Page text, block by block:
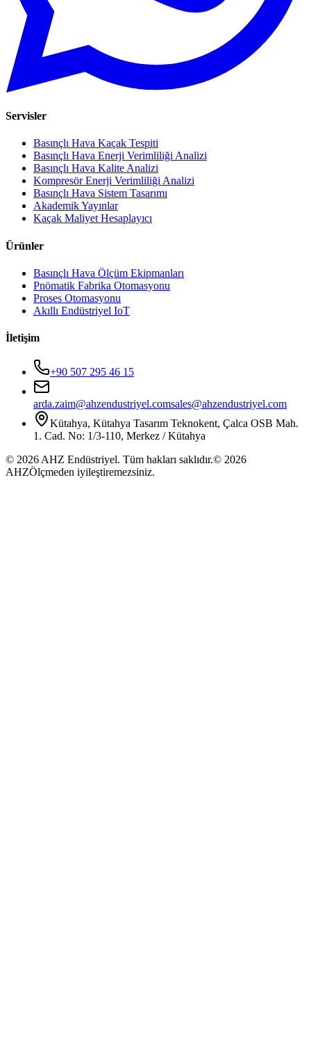
Servisler
Basınçlı Hava Kaçak Tespiti
Basınçlı Hava Enerji Verimliliği Analizi
Basınçlı Hava Kalite Analizi
Kompresör Enerji Verimliliği Analizi
Basınçlı Hava Sistem Tasarımı
Akademik Yayınlar
Kaçak Maliyet Hesaplayıcı
Ürünler
Basınçlı Hava Ölçüm Ekipmanları
Pnömatik Fabrika Otomasyonu
Proses Otomasyonu
Akıllı Endüstriyel IoT
İletişim
+90 507 295 46 15
arda.zaim@ahzendustriyel.comsales@ahzendustriyel.com
Kütahya, Kütahya Tasarım Teknokent, Çalca OSB Mah.
1. Cad. No: 1/3-110, Merkez / Kütahya
© 2026AHZ Endüstriyel. Tüm hakları saklıdır.© 2026
AHZÖlçmeden iyileştiremezsiniz.